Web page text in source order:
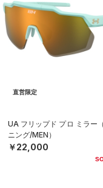
直営限定
UA フリップド プロ ミラー
ニング/MEN）
￥22,000